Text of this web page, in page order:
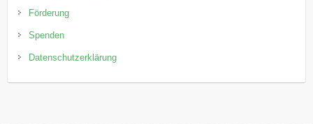
Förderung
Spenden
Datenschutzerklärung